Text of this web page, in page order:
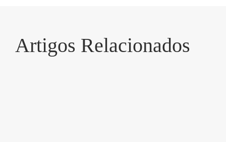
Artigos Relacionados